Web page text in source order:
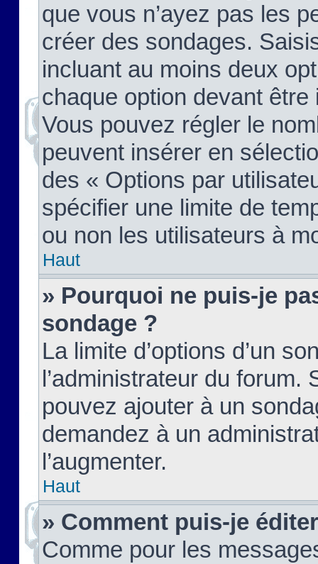
que vous n’ayez pas les
créer des sondages.
incluant au moins deux
chaque option devant
Vous pouvez régler le
peuvent insérer en
des « Options par
spécifier une limite de
ou non les utilisateurs à
Haut
» Pourquoi ne puis-je
sondage ?
La limite d’options d’un
l’administrateur du forum.
pouvez ajouter à un
demandez à un
l’augmenter.
Haut
» Comment puis-je
Comme pour les